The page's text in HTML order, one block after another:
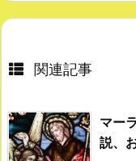
関連記事
マー
説、